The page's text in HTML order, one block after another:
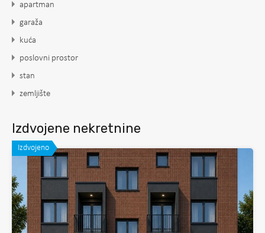
apartman
garaža
kuća
poslovni prostor
stan
zemljište
Izdvojene nekretnine
Izdvojeno